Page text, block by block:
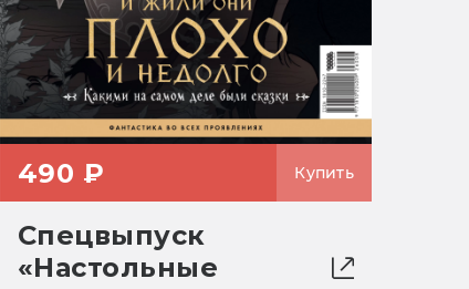
490 ₽ Купить
Спецвыпуск
«Настольные